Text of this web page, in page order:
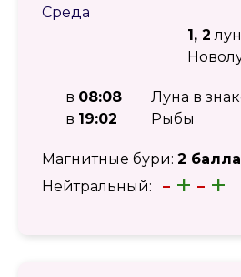
Среда
1, 2
в 08:08
в 19:02
Луна в
Рыбы
Магнитные бури: 2 балла
Нейтральный:
- + - +